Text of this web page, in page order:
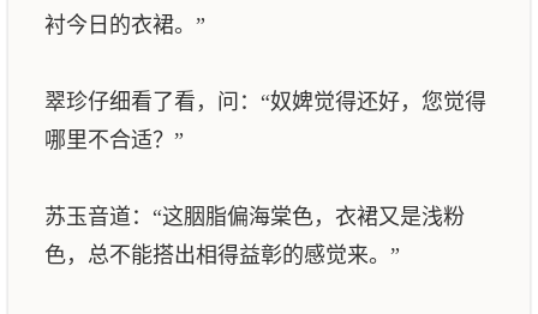
衬今日的衣裙。”
翠珍仔细看了看，问：“奴婢觉得还好，您觉得
哪里不合适？”
苏玉音道：“这胭脂偏海棠色，衣裙又是浅粉
色，总不能搭出相得益彰的感觉来。”